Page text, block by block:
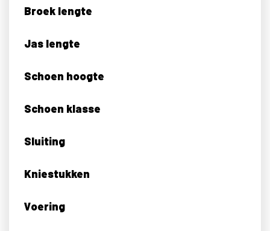
Broek lengte
Jas lengte
Schoen hoogte
Schoen klasse
Sluiting
Kniestukken
Voering